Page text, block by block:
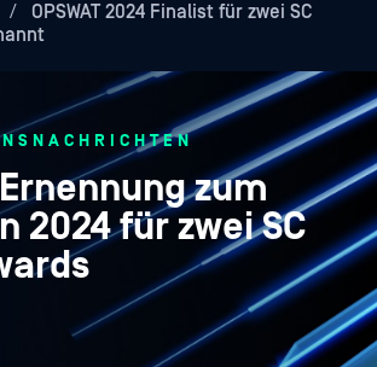
/
OPSWAT 2024 Finalist für zwei SC
Ernennung zum
2024 für zwei SC